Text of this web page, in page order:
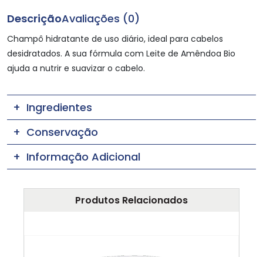
DescriçãoAvaliações (0)
Champô hidratante de uso diário, ideal para cabelos
desidratados. A sua fórmula com Leite de Amêndoa Bio
ajuda a nutrir e suavizar o cabelo.
Ingredientes
Conservação
Informação Adicional
Produtos Relacionados